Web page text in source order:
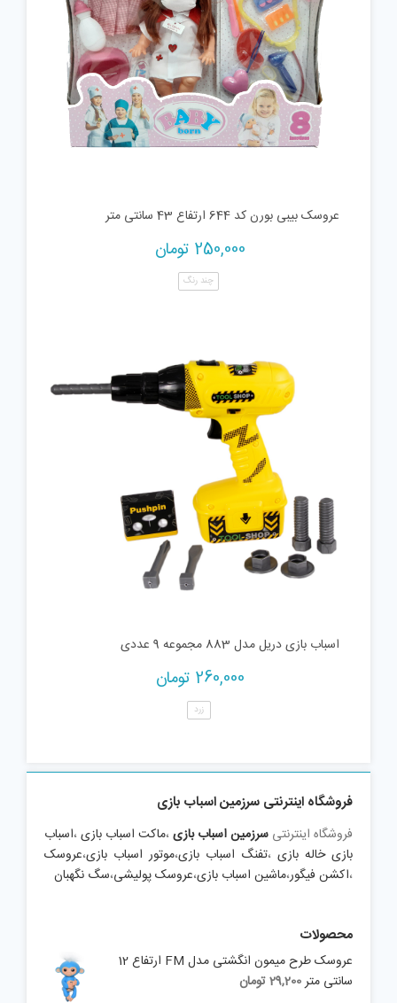
عروسک بیبی بورن کد 644 ارتفاع 43 سانتی متر
250,000 تومان
چند رنگ
اسباب بازی دریل مدل 883 مجموعه 9 عددی
260,000 تومان
زرد
فروشگاه اینترنتی سرزمین اسباب بازی
فروشگاه اینترنتی سرزمین اسباب بازی،ماکت اسباب بازی،اسباب
بازی خاله بازی ،تفنگ اسباب بازی،موتور اسباب بازی،عروسک
،اکشن فیگور،ماشین اسباب بازی،عروسک پولیشی،سگ نگهبان
محصولات
عروسک طرح میمون انگشتی مدل FM ارتفاع 12
سانتی متر29,200تومان